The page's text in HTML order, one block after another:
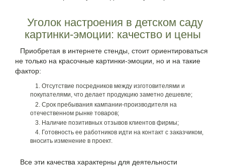
Уголок настроения в детском саду
картинки-эмоции: качество и цены
Приобретая в интернете стенды, стоит ориентироваться
не только на красочные картинки-эмоции, но и на такие
фактор:
Отсутствие посредников между изготовителями и
покупателями, что делает продукцию заметно дешевле;
Срок пребывания кампании-производителя на
отечественном рынке товаров;
Наличие позитивных отзывов клиентов фирмы;
Готовность ее работников идти на контакт с заказчиком,
вносить изменение в проект.
Все эти качества характерны для деятельности